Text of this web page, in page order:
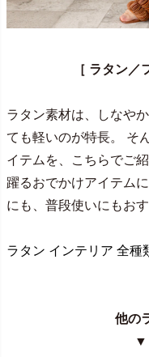
［ ラタン／
ラタン素材は、しなや
ても軽いのが特長。 そ
イテムを、こちらでご
躍るおでかけアイテム
にも、普段使いにもおす
ラタン インテリア 全種
他の
▼